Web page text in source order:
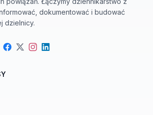
dokumentować i budować
dzielnicy.
Facebook
TwitterInstagram
LinkedIn